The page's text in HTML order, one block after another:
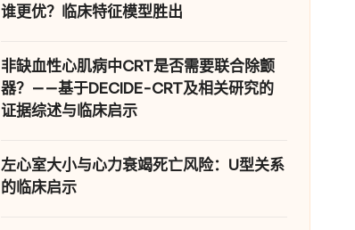
谁更优？临床特征模型胜出
非缺血性心肌病中CRT是否需要联合除颤
器？——基于DECIDE-CRT及相关研究的
证据综述与临床启示
左心室大小与心力衰竭死亡风险：U型关系
的临床启示